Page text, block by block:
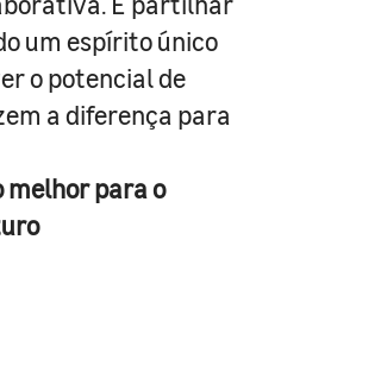
um espírito único
o potencial de
a diferença para
melhor para o